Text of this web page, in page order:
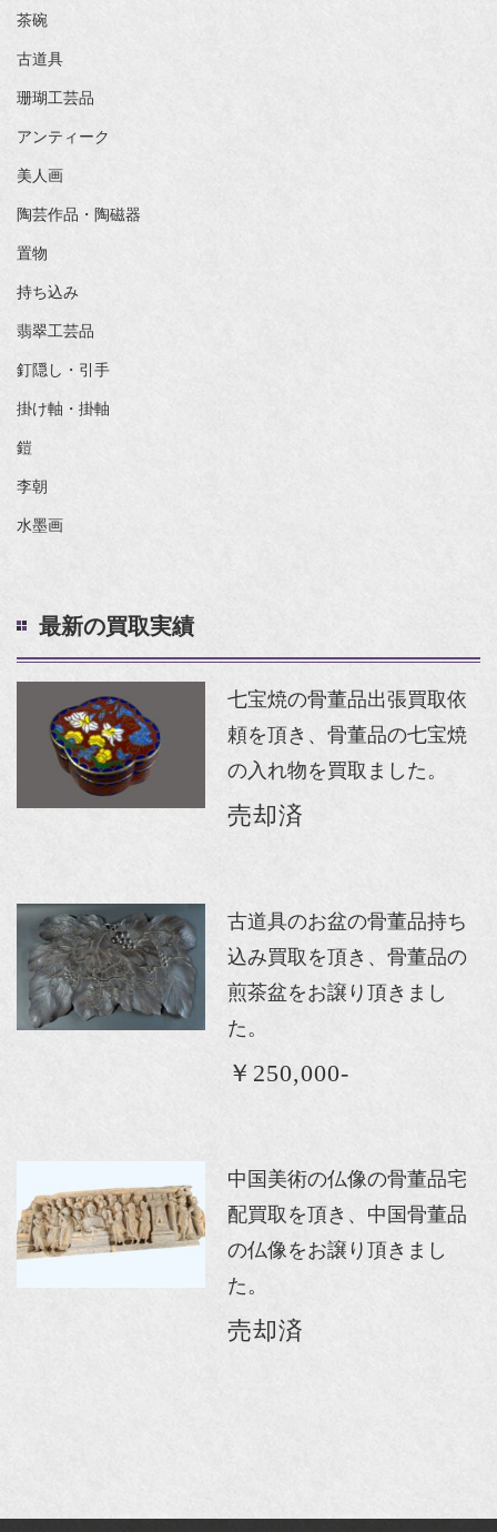
茶碗
古道具
珊瑚工芸品
アンティーク
美人画
陶芸作品・陶磁器
置物
持ち込み
翡翠工芸品
釘隠し・引手
掛け軸・掛軸
鎧
李朝
水墨画
最新の買取実績
七宝焼の骨董品出張買取依
頼を頂き、骨董品の七宝焼
の入れ物を買取ました。
売却済
古道具のお盆の骨董品持ち
込み買取を頂き、骨董品の
煎茶盆をお譲り頂きまし
た。
￥250,000-
中国美術の仏像の骨董品宅
配買取を頂き、中国骨董品
の仏像をお譲り頂きまし
た。
売却済